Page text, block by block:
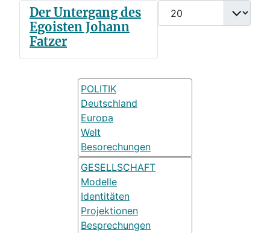
Anzeige #
Der Untergang des
Egoisten Johann
Fatzer
POLITIK
Deutschland
Europa
Welt
Besorechungen
GESELLSCHAFT
Modelle
Identitäten
Projektionen
Besprechungen